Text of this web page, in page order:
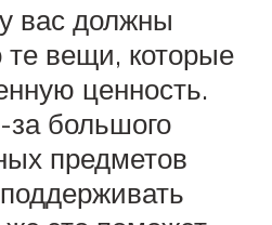
вас должны
те вещи, которые
ценность.
большого
предметов